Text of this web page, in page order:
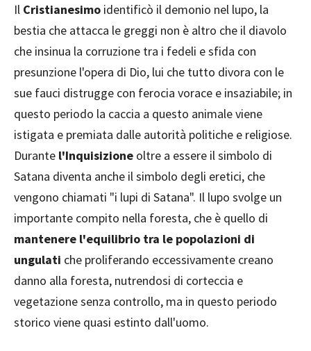
Il Cristianesimo identificò il demonio nel lupo, la
bestia che attacca le greggi non è altro che il diavolo
che insinua la corruzione tra i fedeli e sfida con
presunzione l'opera di Dio, lui che tutto divora con le
sue fauci distrugge con ferocia vorace e insaziabile; in
questo periodo la caccia a questo animale viene
istigata e premiata dalle autorità politiche e religiose.
Durante l'Inquisizione oltre a essere il simbolo di
Satana diventa anche il simbolo degli eretici, che
vengono chiamati "i lupi di Satana". Il lupo svolge un
importante compito nella foresta, che è quello di
mantenere l'equilibrio tra le popolazioni di
ungulati che proliferando eccessivamente creano
danno alla foresta, nutrendosi di corteccia e
vegetazione senza controllo, ma in questo periodo
storico viene quasi estinto dall'uomo.